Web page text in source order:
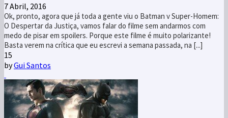
7 Abril, 2016
Ok, pronto, agora que já toda a gente viu o Batman v Super-Homem:
O Despertar da Justiça, vamos falar do filme sem andarmos com
medo de pisar em spoilers. Porque este filme é muito polarizante!
Basta verem na crítica que eu escrevi a semana passada, na [...]
15
byGui Santos